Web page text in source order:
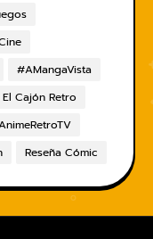
#AMangaVista
El Cajón Retro
Reseña Cómic